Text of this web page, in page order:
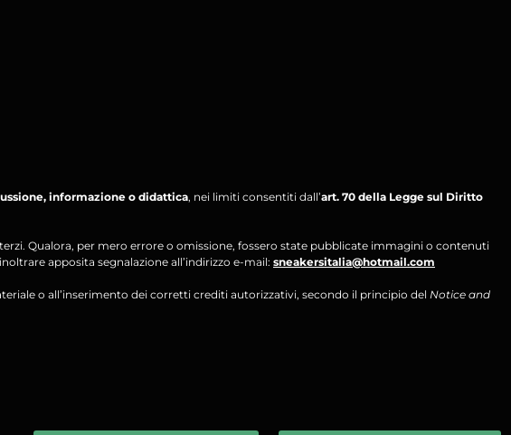
informazione o didattica, nei limiti consentiti dall’art. 70 della Legge sul Diritto
Qualora, per mero errore o omissione, fossero state pubblicate immagini o contenuti
apposita segnalazione all’indirizzo e-mail: sneakersitalia@hotmail.com
o all’inserimento dei corretti crediti autorizzativi, secondo il principio del Notice and